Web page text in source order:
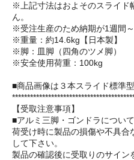
※上記寸法はおよそのスライド
ん。
※受注生産のため納期が1週間
※重量：約14.6kg【日本製】
※脚：皿脚（四角のツメ脚）
※安全使用荷重：100kg
■商品画像は３本スライド標準
【受取注意事項】
■アルミ三脚・ゴンドラについて
荷受け時に製品の損傷や不具
して下さい。
製品の確認後に受取りのサイン